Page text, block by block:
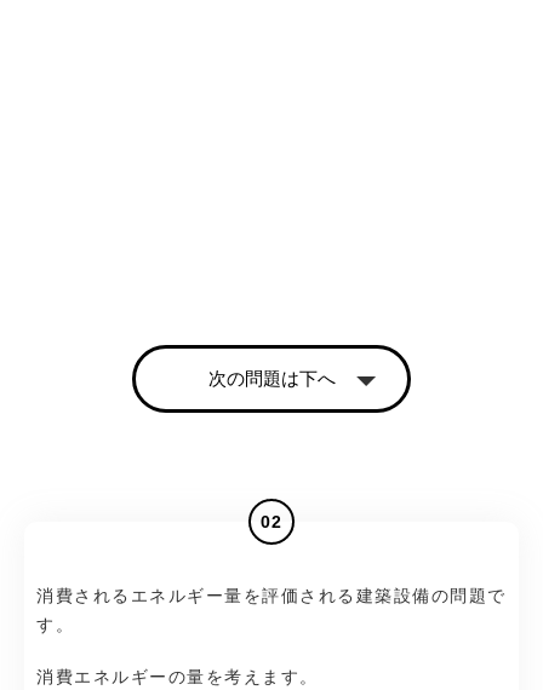
次の問題は下へ
02
消費されるエネルギー量を評価される建築設備の問題で
す。
消費エネルギーの量を考えます。